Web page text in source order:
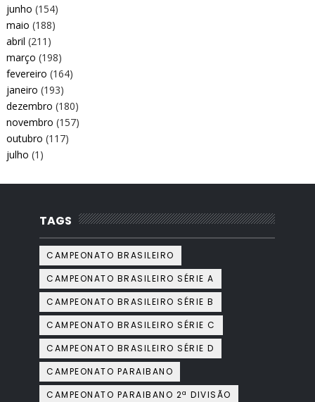
junho (154)
maio (188)
abril (211)
março (198)
fevereiro (164)
janeiro (193)
dezembro (180)
novembro (157)
outubro (117)
julho (1)
TAGS
CAMPEONATO BRASILEIRO
CAMPEONATO BRASILEIRO SÉRIE A
CAMPEONATO BRASILEIRO SÉRIE B
CAMPEONATO BRASILEIRO SÉRIE C
CAMPEONATO BRASILEIRO SÉRIE D
CAMPEONATO PARAIBANO
CAMPEONATO PARAIBANO 2ª DIVISÃO